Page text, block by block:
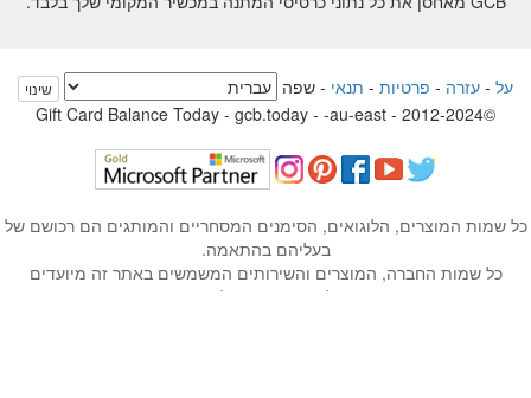
על-עזרה-פרטיות-תנאי-שפה שינוי
©2012-2024 - Gift Card Balance Today - gcb.today - -au-east
שמות המוצרים, הלוגואים, הסימנים המסחריים והמותגים הם רכושם של
בעליהם בהתאמה.
כל שמות החברה, המוצרים והשירותים המשמשים באתר זה מיועדים
למטרות זיהוי בלבד.